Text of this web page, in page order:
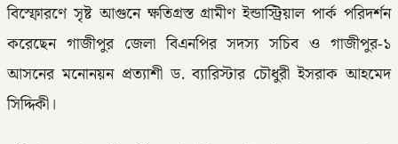
বিস্ফোরণে সৃষ্ট আগুনে ক্ষতিগ্রস্ত গ্রামীণ ইন্ডাস্ট্রিয়াল পার্ক পরিদর্শন
করেছেন গাজীপুর জেলা বিএনপির সদস্য সচিব ও গাজীপুর-১
আসনের মনোনয়ন প্রত্যাশী ড. ব্যারিস্টার চৌধুরী ইসরাক আহমেদ
সিদ্দিকী।